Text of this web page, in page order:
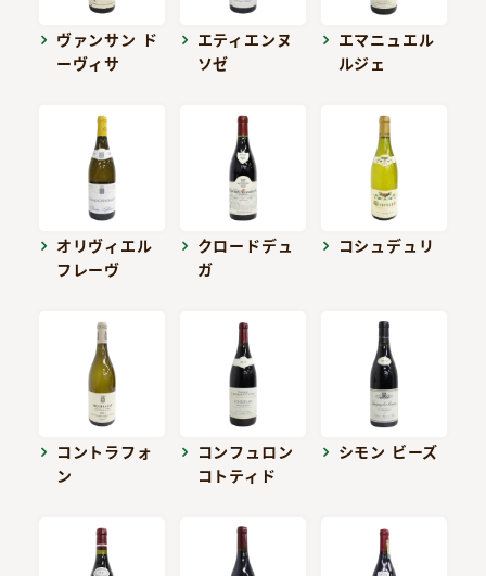
ヴァンサン ド
ーヴィサ
エティエンヌ
ソゼ
エマニュエル
ルジェ
オリヴィエル
フレーヴ
クロードデュ
ガ
コシュデュリ
コントラフォ
ン
コンフュロン
コトティド
シモン ビーズ